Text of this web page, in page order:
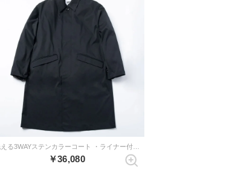
洗える3WAYステンカラーコート ・ライナー付き （ダークネイビー）
￥36,080